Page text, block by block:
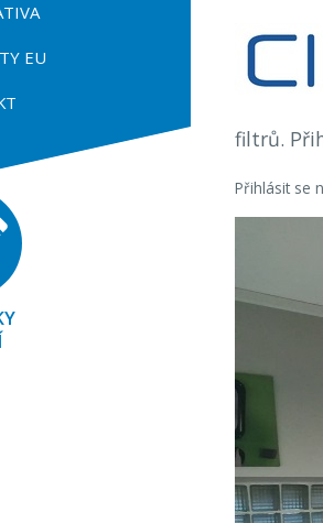
filtrů.
Přihlásit se
EU